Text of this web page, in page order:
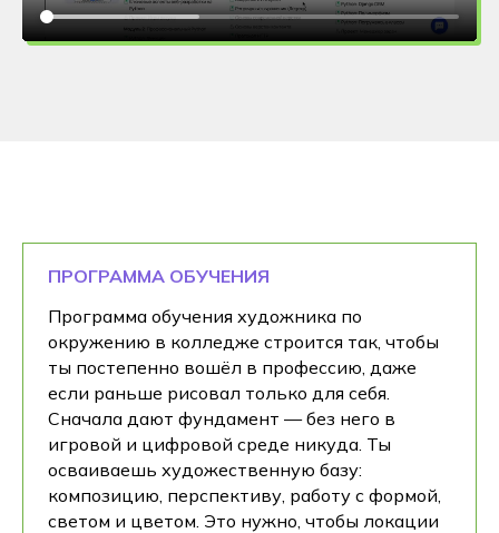
ПРОГРАММА ОБУЧЕНИЯ
Программа обучения художника по
окружению в колледже строится так, чтобы
ты постепенно вошёл в профессию, даже
если раньше рисовал только для себя.
Сначала дают фундамент — без него в
игровой и цифровой среде никуда. Ты
осваиваешь художественную базу:
композицию, перспективу, работу с формой,
светом и цветом. Это нужно, чтобы локации